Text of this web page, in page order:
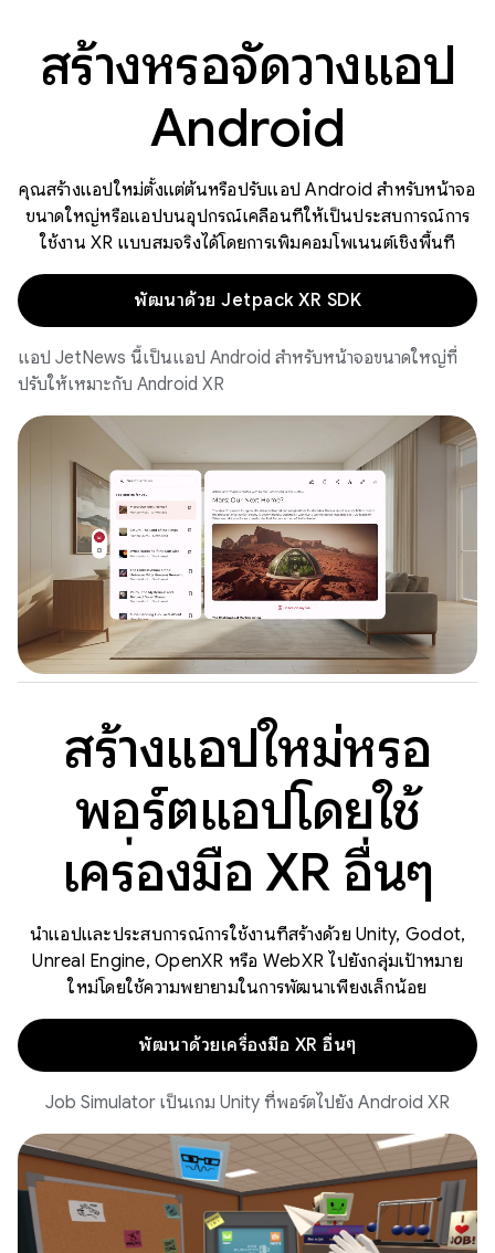
สร้างหรือจัดวางแอป
Android
คุณสร้างแอปใหม่ตั้งแต่ต้นหรือปรับแอป Android สำหรับหน้าจอ
ขนาดใหญ่หรือแอปบนอุปกรณ์เคลื่อนที่ให้เป็นประสบการณ์การ
ใช้งาน XR แบบสมจริงได้โดยการเพิ่มคอมโพเนนต์เชิงพื้นที่
พัฒนาด้วย Jetpack XR SDK
แอป JetNews นี้เป็นแอป Android สำหรับหน้าจอขนาดใหญ่ที่
ปรับให้เหมาะกับ Android XR
สร้างแอปใหม่หรือ
พอร์ตแอปโดยใช้
เครื่องมือ XR อื่นๆ
นำแอปและประสบการณ์การใช้งานที่สร้างด้วย Unity, Godot,
Unreal Engine, OpenXR หรือ WebXR ไปยังกลุ่มเป้าหมาย
ใหม่โดยใช้ความพยายามในการพัฒนาเพียงเล็กน้อย
พัฒนาด้วยเครื่องมือ XR อื่นๆ
Job Simulator เป็นเกม Unity ที่พอร์ตไปยัง Android XR